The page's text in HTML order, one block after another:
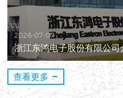
2026-07-07
浙江东鸿电子股份有限公司
查看更多